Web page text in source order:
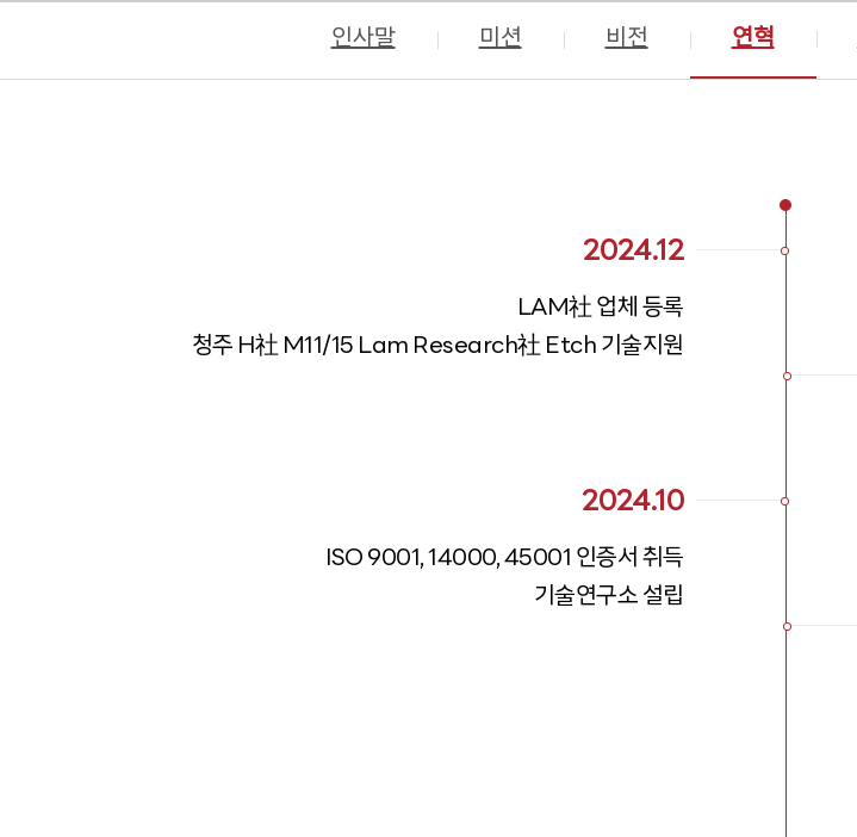
인사말 미션 비전 연혁
2024.12
LAM社 업체 등록
청주 H社 M11/15 Lam Research社 Etch 기술지원
2024.10
ISO 9001, 14000, 45001 인증서 취득
기술연구소 설립